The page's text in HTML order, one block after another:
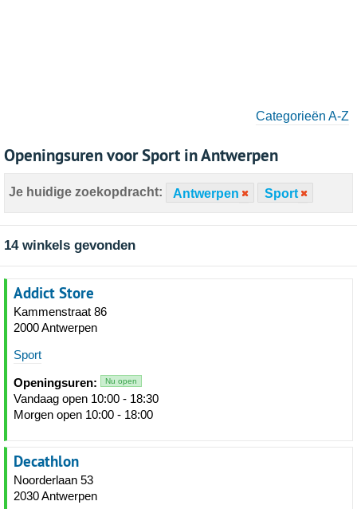
Categorieën A-Z
Openingsuren voor Sport in Antwerpen
Je huidige zoekopdracht: Antwerpen Sport
14 winkels gevonden
Addict Store
Kammenstraat 86
2000 Antwerpen
Sport
Openingsuren: Nu open
Vandaag open 10:00 - 18:30
Morgen open 10:00 - 18:00
Decathlon
Noorderlaan 53
2030 Antwerpen